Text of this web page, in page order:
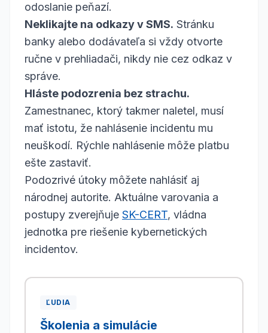
odoslanie peňazí.
Neklikajte na odkazy v SMS. Stránku
banky alebo dodávateľa si vždy otvorte
ručne v prehliadači, nikdy nie cez odkaz v
správe.
Hláste podozrenia bez strachu.
Zamestnanec, ktorý takmer naletel, musí
mať istotu, že nahlásenie incidentu mu
neuškodí. Rýchle nahlásenie môže platbu
ešte zastaviť.
Podozrivé útoky môžete nahlásiť aj
národnej autorite. Aktuálne varovania a
postupy zverejňuje SK-CERT, vládna
jednotka pre riešenie kybernetických
incidentov.
ĽUDIA
Školenia a simulácie